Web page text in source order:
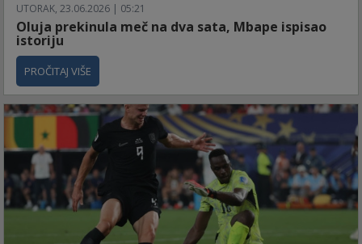
UTORAK, 23.06.2026 | 05:21
Oluja prekinula meč na dva sata, Mbape ispisao
istoriju
PROČITAJ VIŠE